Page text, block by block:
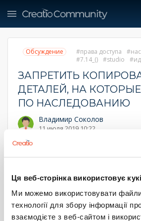
Ця веб-сторінка використовує кукі
Ми можемо використовувати файли
технології для збору інформації
взаємодієте з веб-сайтом і
Обсуждение права доступа
7.14_()
studio
ЗАПРЕТИТЬ
ДЕТАЛЕЙ, НА
ПО НАСЛЕДОВАНИЮ
Владимир Соколов
11 июля 2019 10:22
На объекте включено наследование
При этом корректно отсутствует
Однако вполне можно копировать,
равнозначно добавлению.
Думаю, что и эту возможность